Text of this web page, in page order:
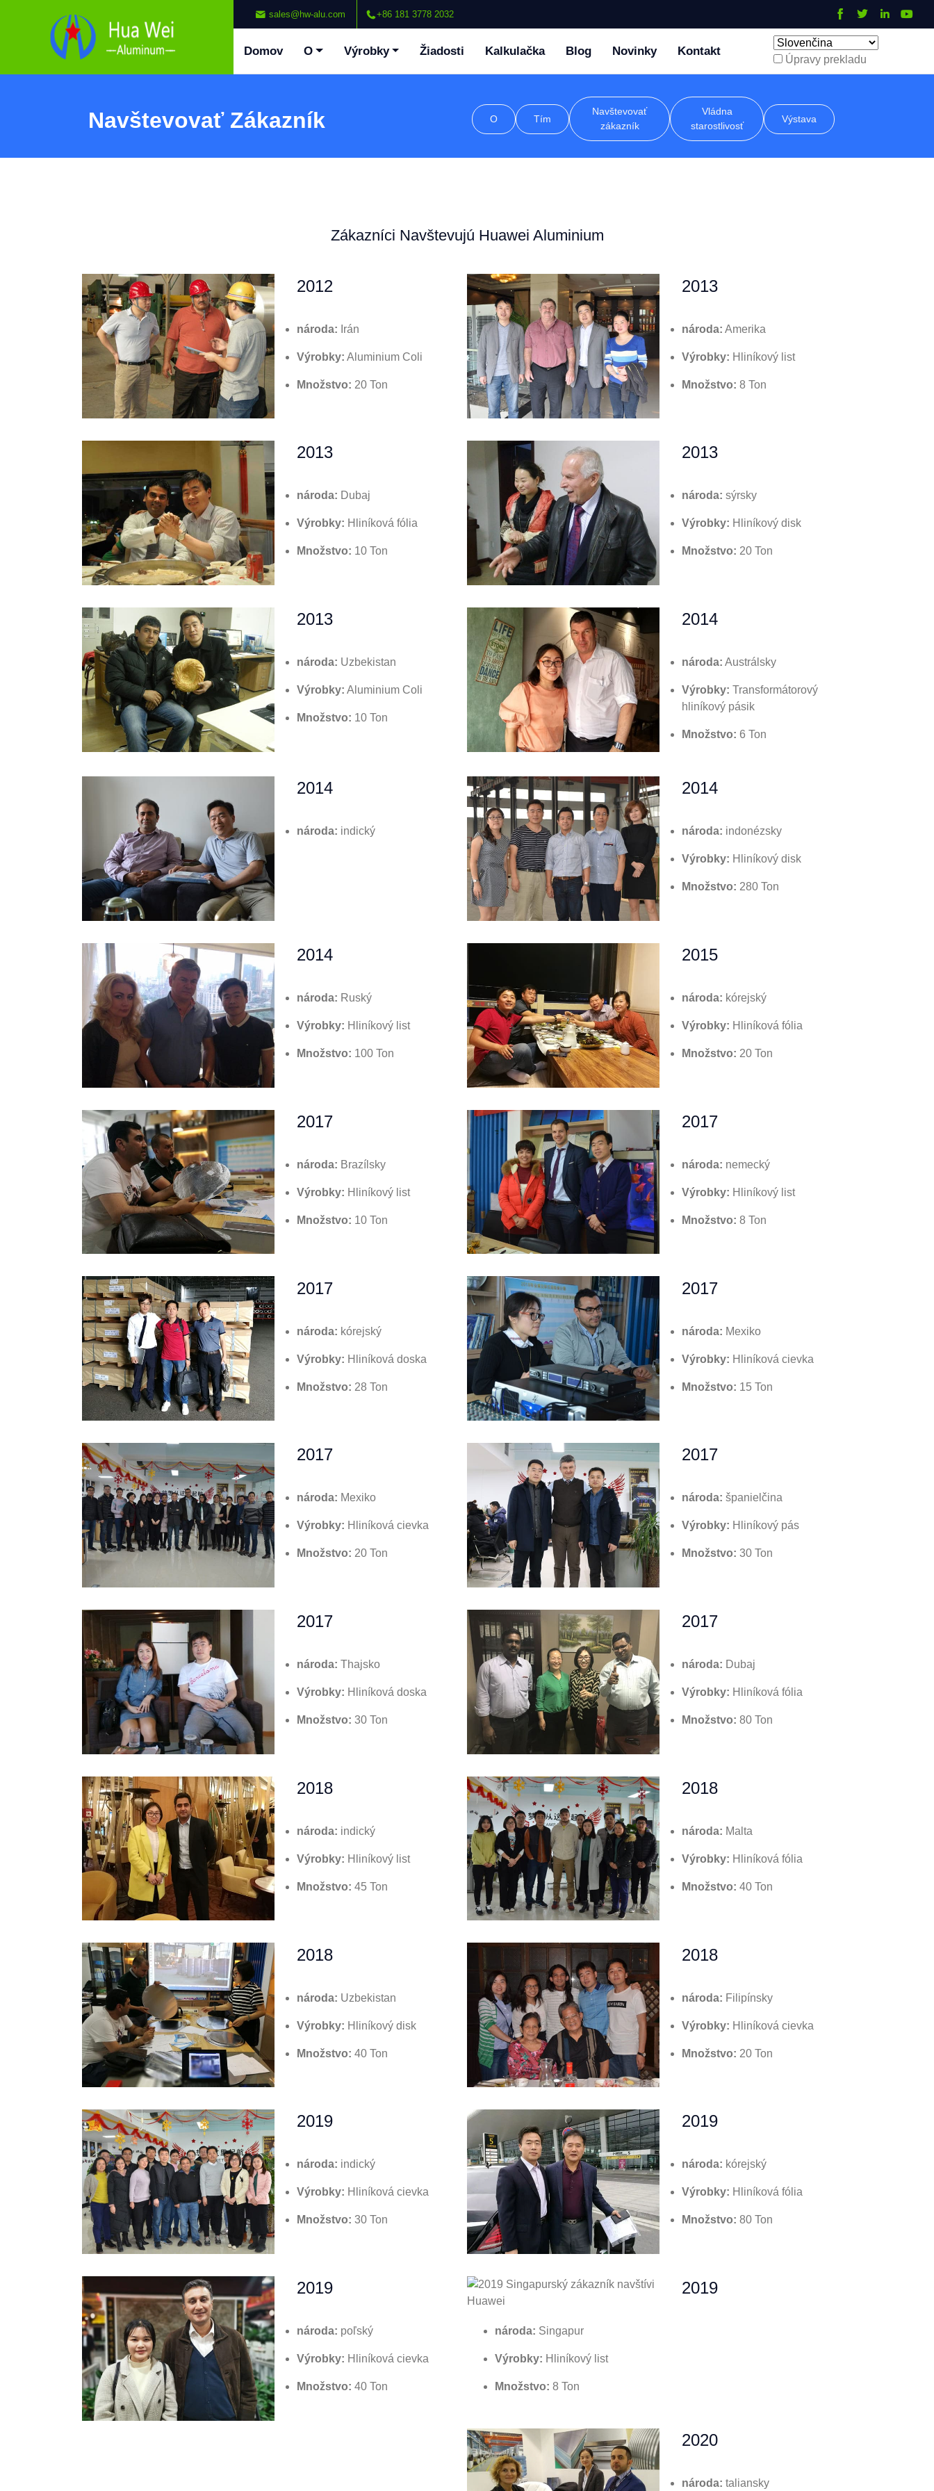
sales@hw-alu.com +86 181 3778 2032
Domov O Výrobky Žiadosti Kalkulačka Blog Novinky Kontakt
Úpravy prekladu
Navštevovať Zákazník O Tím
Navštevovať
zákazník
Vládna
starostlivosť
Výstava
Zákazníci Navštevujú Huawei Aluminium
2012
národa: Irán
Výrobky: Aluminium Coli
Množstvo: 20 Ton
2013
národa: Amerika
Výrobky: Hliníkový list
Množstvo: 8 Ton
2013
národa: Dubaj
Výrobky: Hliníková fólia
Množstvo: 10 Ton
2013
národa: sýrsky
Výrobky: Hliníkový disk
Množstvo: 20 Ton
2013
národa: Uzbekistan
Výrobky: Aluminium Coli
Množstvo: 10 Ton
2014
národa: Austrálsky
Výrobky: Transformátorový
hliníkový pásik
Množstvo: 6 Ton
2014
národa: indický
2014
národa: indonézsky
Výrobky: Hliníkový disk
Množstvo: 280 Ton
2014
národa: Ruský
Výrobky: Hliníkový list
Množstvo: 100 Ton
2015
národa: kórejský
Výrobky: Hliníková fólia
Množstvo: 20 Ton
2017
národa: Brazílsky
Výrobky: Hliníkový list
Množstvo: 10 Ton
2017
národa: nemecký
Výrobky: Hliníkový list
Množstvo: 8 Ton
2017
národa: kórejský
Výrobky: Hliníková doska
Množstvo: 28 Ton
2017
národa: Mexiko
Výrobky: Hliníková cievka
Množstvo: 15 Ton
2017
národa: Mexiko
Výrobky: Hliníková cievka
Množstvo: 20 Ton
2017
národa: španielčina
Výrobky: Hliníkový pás
Množstvo: 30 Ton
2017
národa: Thajsko
Výrobky: Hliníková doska
Množstvo: 30 Ton
2017
národa: Dubaj
Výrobky: Hliníková fólia
Množstvo: 80 Ton
2018
národa: indický
Výrobky: Hliníkový list
Množstvo: 45 Ton
2018
národa: Malta
Výrobky: Hliníková fólia
Množstvo: 40 Ton
2018
národa: Uzbekistan
Výrobky: Hliníkový disk
Množstvo: 40 Ton
2018
národa: Filipínsky
Výrobky: Hliníková cievka
Množstvo: 20 Ton
2019
národa: indický
Výrobky: Hliníková cievka
Množstvo: 30 Ton
2019
národa: kórejský
Výrobky: Hliníková fólia
Množstvo: 80 Ton
2019
národa: poľský
Výrobky: Hliníková cievka
Množstvo: 40 Ton
2019
národa: Singapur
Výrobky: Hliníkový list
Množstvo: 8 Ton
2020
národa: taliansky